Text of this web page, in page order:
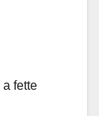
a fette